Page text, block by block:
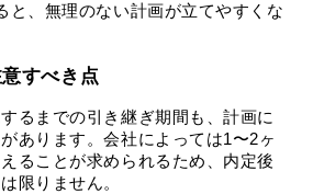
と、無理のない計画が立てやすくな
すべき点
るまでの引き継ぎ期間も、計画に
あります。会社によっては1〜2ヶ
ることが求められるため、内定後
限りません。